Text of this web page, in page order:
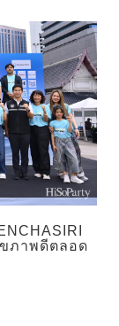
ขภาพดีตลอด